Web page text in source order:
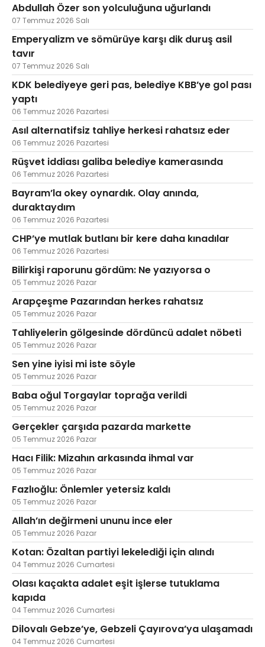
Abdullah Özer son yolculuğuna uğurlandı
07 Temmuz 2026 Salı
Emperyalizm ve sömürüye karşı dik duruş asil
tavır
07 Temmuz 2026 Salı
KDK belediyeye geri pas, belediye KBB’ye gol pası
yaptı
06 Temmuz 2026 Pazartesi
Asıl alternatifsiz tahliye herkesi rahatsız eder
06 Temmuz 2026 Pazartesi
Rüşvet iddiası galiba belediye kamerasında
06 Temmuz 2026 Pazartesi
Bayram’la okey oynardık. Olay anında,
duraktaydım
06 Temmuz 2026 Pazartesi
CHP’ye mutlak butlanı bir kere daha kınadılar
06 Temmuz 2026 Pazartesi
Bilirkişi raporunu gördüm: Ne yazıyorsa o
05 Temmuz 2026 Pazar
Arapçeşme Pazarından herkes rahatsız
05 Temmuz 2026 Pazar
Tahliyelerin gölgesinde dördüncü adalet nöbeti
05 Temmuz 2026 Pazar
Sen yine iyisi mi iste söyle
05 Temmuz 2026 Pazar
Baba oğul Torgaylar toprağa verildi
05 Temmuz 2026 Pazar
Gerçekler çarşıda pazarda markette
05 Temmuz 2026 Pazar
Hacı Filik: Mizahın arkasında ihmal var
05 Temmuz 2026 Pazar
Fazlıoğlu: Önlemler yetersiz kaldı
05 Temmuz 2026 Pazar
Allah’ın değirmeni ununu ince eler
05 Temmuz 2026 Pazar
Kotan: Özaltan partiyi lekelediği için alındı
04 Temmuz 2026 Cumartesi
Olası kaçakta adalet eşit işlerse tutuklama
kapıda
04 Temmuz 2026 Cumartesi
Dilovalı Gebze’ye, Gebzeli Çayırova’ya ulaşamadı
04 Temmuz 2026 Cumartesi